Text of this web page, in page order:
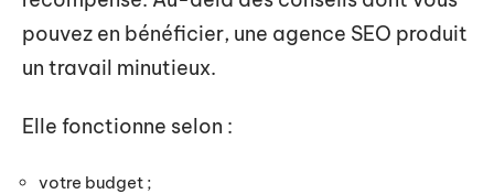
pouvez en bénéficier, une agence SEO produit
un travail minutieux.
Elle fonctionne selon :
votre budget ;